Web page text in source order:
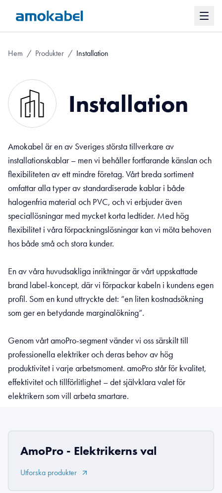
Hem / Produkter / Installation
Installation
Amokabel är en av Sveriges största tillverkare av
installationskablar – men vi behåller fortfarande känslan och
flexibiliteten av ett mindre företag. Vårt breda sortiment
omfattar alla typer av standardiserade kablar i både
halogenfria material och PVC, och vi erbjuder även
speciallösningar med mycket korta ledtider. Med hög
flexibilitet i våra förpackningslösningar kan vi möta behoven
hos både små och stora kunder.
En av våra huvudsakliga inriktningar är vårt uppskattade
brand label-koncept, där vi förpackar kabeln i kundens egen
profil. Som en kund uttryckte det: ”en liten kostnadsökning
som ger en betydande marginalökning”.
Genom vårt amoPro-segment vänder vi oss särskilt till
professionella elektriker och deras behov av hög
produktivitet i varje arbetsmoment. amoPro står för kvalitet,
effektivitet och tillförlitlighet – det självklara valet för
elektrikern som vill arbeta smartare.
AmoPro - Elektrikerns val
Utforska produkter